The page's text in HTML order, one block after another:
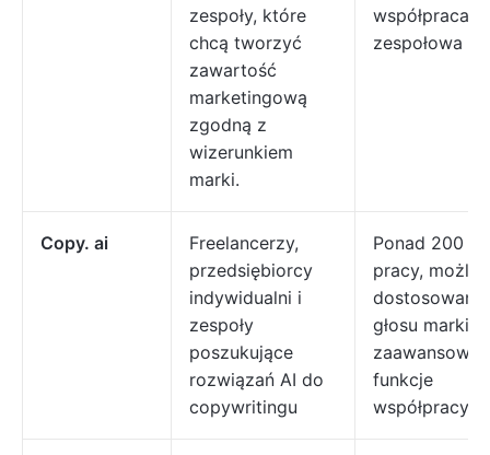
zespoły, które
chcą tworzyć
zawartość
marketingową
zgodną z
wizerunkiem
marki.
współpraca
zespołowa
Copy. ai
Freelancerzy,
przedsiębiorcy
indywidualni i
zespoły
poszukujące
rozwiązań AI do
copywritingu
Ponad 200
pracy,
dostosowania
głosu marki,
funkcje
współpracy